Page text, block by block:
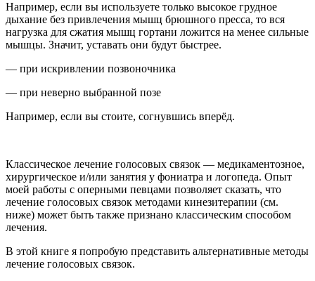
Например, если вы используете только высокое грудное
дыхание без привлечения мышц брюшного пресса, то вся
нагрузка для сжатия мышц гортани ложится на менее сильные
мышцы. Значит, уставать они будут быстрее.
— при искривлении позвоночника
— при неверно выбранной позе
Например, если вы стоите, согнувшись вперёд.
Классическое лечение голосовых связок — медикаментозное,
хирургическое и/или занятия у фониатра и логопеда. Опыт
моей работы с оперными певцами позволяет сказать, что
лечение голосовых связок методами кинезитерапии (см.
ниже) может быть также признано классическим способом
лечения.
В этой книге я попробую представить альтернативные методы
лечение голосовых связок.